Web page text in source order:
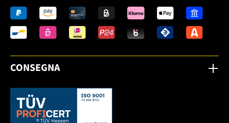
CONSEGNA
Dieser Link öffnet sich in einem neuen Tab.